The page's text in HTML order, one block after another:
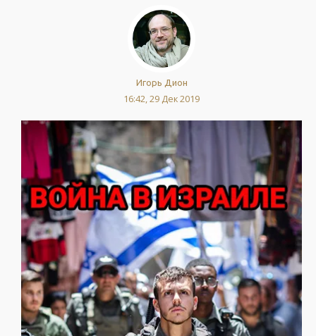
Игорь Дион
16:42, 29 Дек 2019